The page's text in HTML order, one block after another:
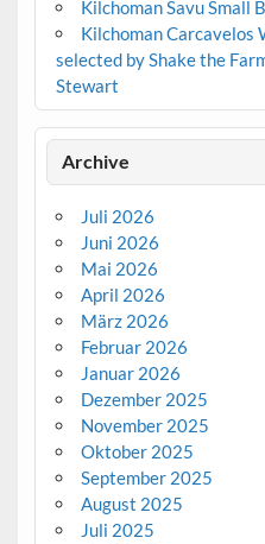
Kilchoman Savu Small
Kilchoman Carcavelos
selected by Shake the
Stewart
Archive
Juli 2026
Juni 2026
Mai 2026
April 2026
März 2026
Februar 2026
Januar 2026
Dezember 2025
November 2025
Oktober 2025
September 2025
August 2025
Juli 2025